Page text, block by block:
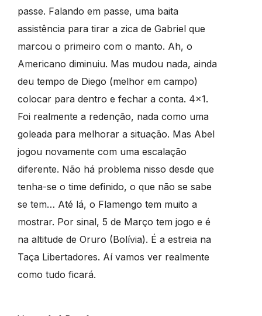
passe. Falando em passe, uma baita
assistência para tirar a zica de Gabriel que
marcou o primeiro com o manto. Ah, o
Americano diminuiu. Mas mudou nada, ainda
deu tempo de Diego (melhor em campo)
colocar para dentro e fechar a conta. 4×1.
Foi realmente a redenção, nada como uma
goleada para melhorar a situação. Mas Abel
jogou novamente com uma escalação
diferente. Não há problema nisso desde que
tenha-se o time definido, o que não se sabe
se tem… Até lá, o Flamengo tem muito a
mostrar. Por sinal, 5 de Março tem jogo e é
na altitude de Oruro (Bolívia). É a estreia na
Taça Libertadores. Aí vamos ver realmente
como tudo ficará.